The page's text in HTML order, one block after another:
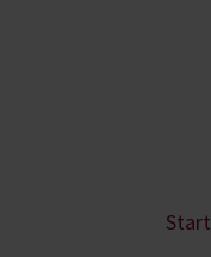
Start